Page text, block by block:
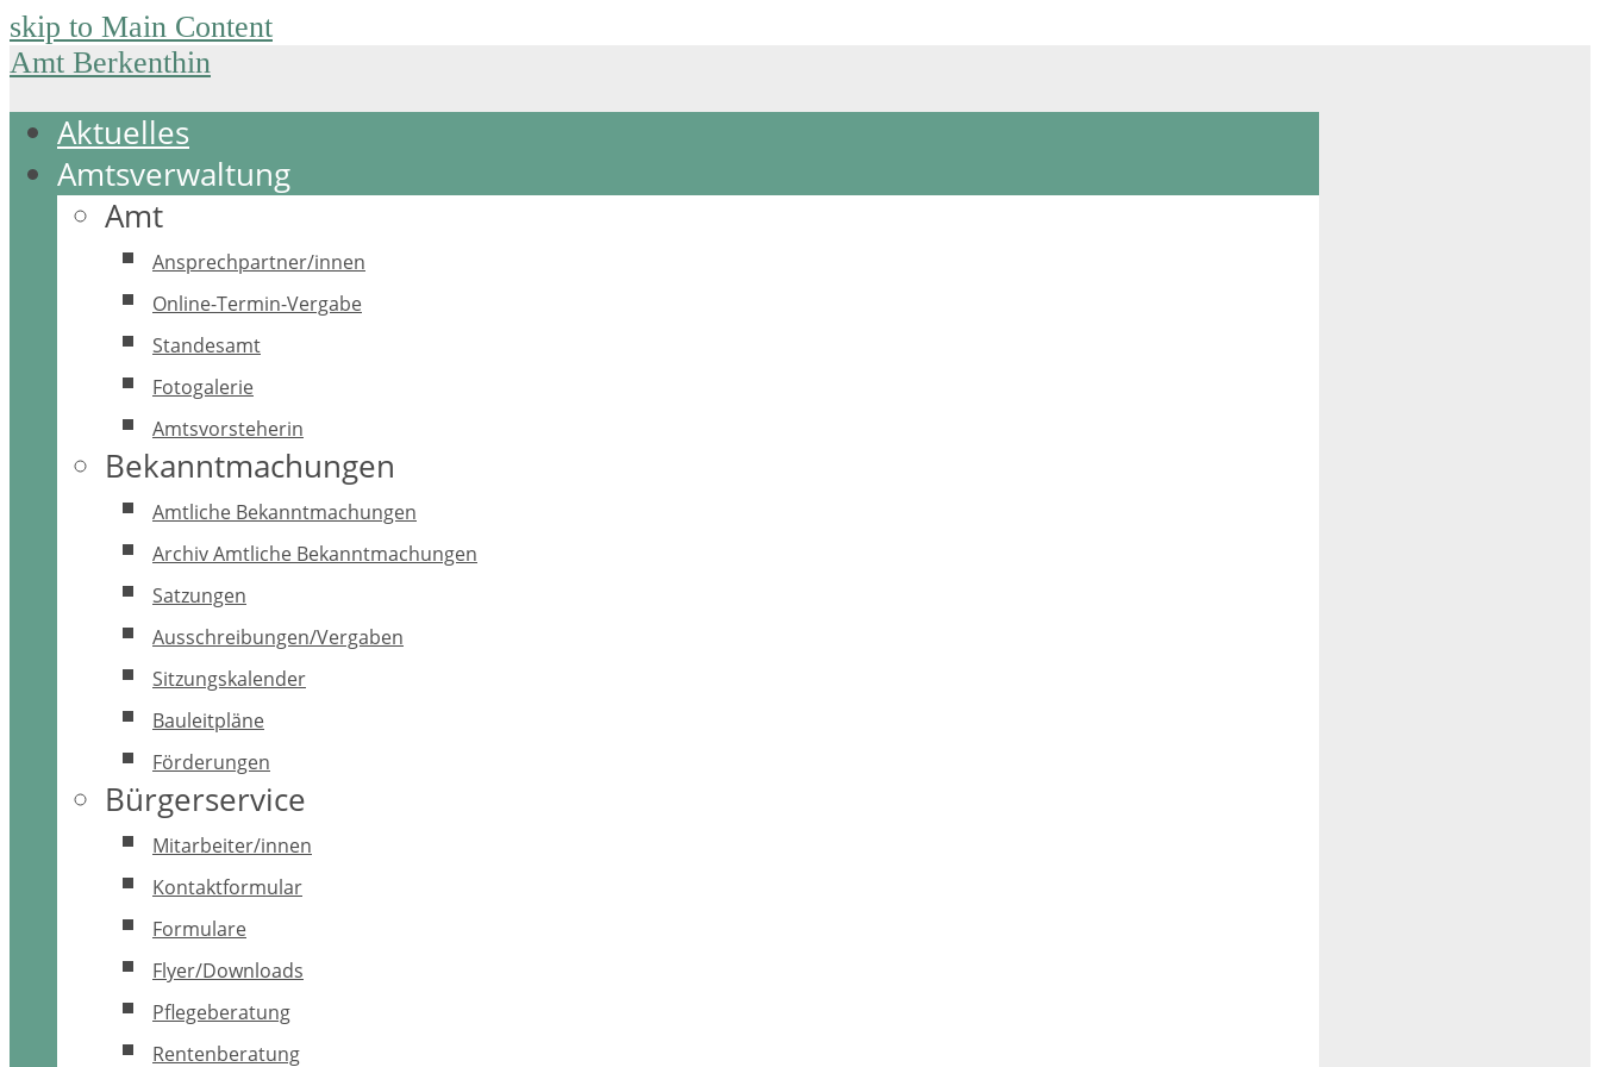
skip to Main Content
Amt Berkenthin
Aktuelles
Amtsverwaltung
Amt
Ansprechpartner/innen
Online-Termin-Vergabe
Standesamt
Fotogalerie
Amtsvorsteherin
Bekanntmachungen
Amtliche Bekanntmachungen
Archiv Amtliche Bekanntmachungen
Satzungen
Ausschreibungen/Vergaben
Sitzungskalender
Bauleitpläne
Förderungen
Bürgerservice
Mitarbeiter/innen
Kontaktformular
Formulare
Flyer/Downloads
Pflegeberatung
Rentenberatung